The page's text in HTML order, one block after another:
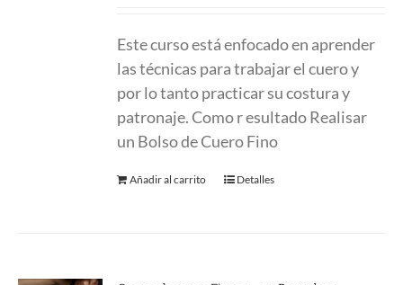
Este curso está enfocado en aprender
las técnicas para trabajar el cuero y
por lo tanto practicar su costura y
patronaje. Como r esultado Realisar
un Bolso de Cuero Fino
Añadir al carrito Detalles